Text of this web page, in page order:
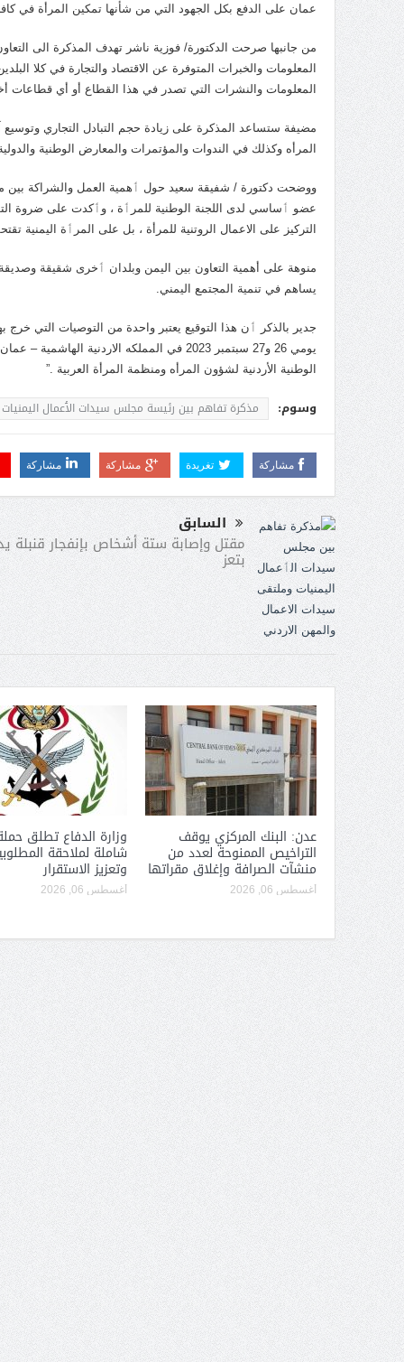
عمان على الدفع بكل الجهود التي من شأنها تمكين المرأة في كافة
من جانبها صرحت الدكتورة/ فوزية ناشر تهدف المذكرة الى
المعلومات والخبرات المتوفرة عن الاقتصاد والتجارة في كلا
المعلومات والنشرات التي تصدر في هذا القطاع أو أي قطاعات
مضيفة ستساعد المذكرة على زيادة حجم التبادل التجاري وتوسيع
المرأه وكذلك في الندوات والمؤتمرات والمعارض الوطنية
ووضحت دكتورة / شفيقة سعيد حول ٲهمية العمل والشراكة بين
عضو ٲساسي لدى اللجنة الوطنية للمرٲة ، وٲكدت على ضروة
التركيز على الاعمال الروتنية للمرأة ، بل على المرٲة اليمنية
منوهة على أهمية التعاون بين اليمن وبلدان ٲخرى شقيقة
يساهم في تنمية المجتمع اليمني.
جدير بالذكر ٲن هذا التوقيع يعتبر واحدة من التوصيات التي خرج
يومي 26 و27 سبتمبر 2023 في المملكه
الوطنية الأردنية لشؤون المرأه ومنظمة المرأة العربية .”
وسوم: مذكرة تفاهم بين رئيسة مجلس سيدات الٲعمال
مشاركة تغريدة مشاركة مشاركة
السابق
مقتل وإصابة ستة أشخاص بإنفجار قنبلة
بتعز
عدن: البنك المركزي يوقف
التراخيص الممنوحة لعدد من
منشآت الصرافة وإغلاق مقراتها
أغسطس 06, 2026
وزارة الدفاع تطلق
شاملة لملاحقة
وتعزيز الاستقرار
أغسطس 06, 2026